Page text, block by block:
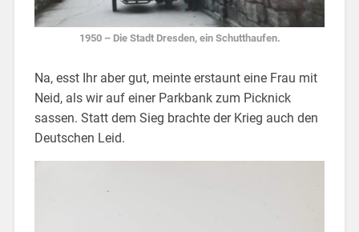
1950 – Die Stadt Dresden, ein Schutthaufen.
Na, esst Ihr aber gut, meinte erstaunt eine Frau mit
Neid, als wir auf einer Parkbank zum Picknick
sassen. Statt dem Sieg brachte der Krieg auch den
Deutschen Leid.